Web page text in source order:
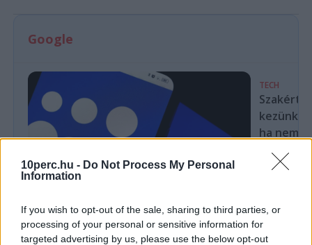
10perc.hu - Do Not Process My Personal
Information
If you wish to opt-out of the sale, sharing to third parties, or
processing of your personal or sensitive information for
targeted advertising by us, please use the below opt-out
Google
TECH
ha nem
Több
amerikai